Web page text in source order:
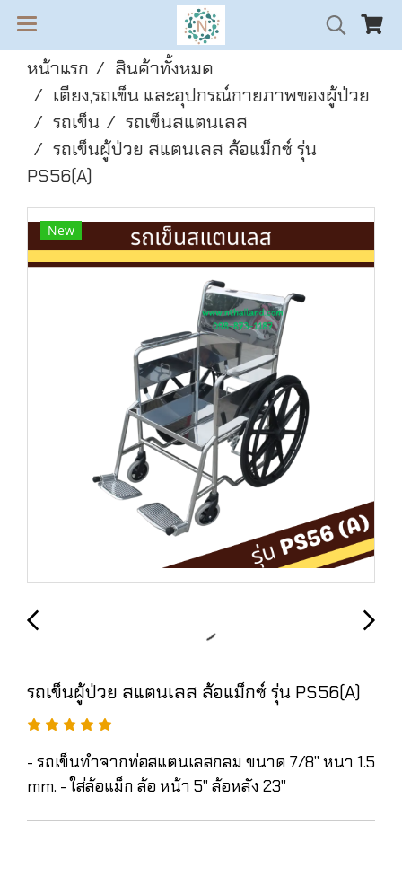
หน้าแรก
สินค้าทั้งหมด
เตียง,รถเข็น และอุปกรณ์กายภาพของผู้ป่วย
รถเข็น
รถเข็นสแตนเลส
รถเข็นผู้ป่วย สแตนเลส ล้อแม็กซ์ รุ่น
PS56(A)
New
รถเข็นผู้ป่วย สแตนเลส ล้อแม็กซ์ รุ่น PS56(A)
- รถเข็นทำจากท่อสแตนเลสกลม ขนาด 7/8" หนา 1.5
mm. - ใส่ล้อแม็ก ล้อ หน้า 5" ล้อหลัง 23"